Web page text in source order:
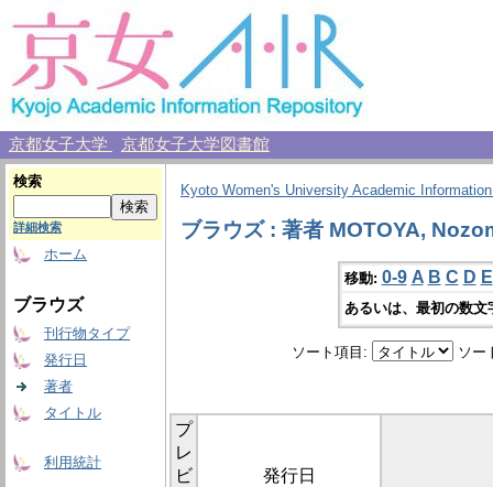
京都女子大学 京都女子大学図書館
検索
詳細検索
ホーム
ブラウズ
刊行物タイプ
発行日
著者
タイトル
利用統計
Kyoto Women's University Academic
ブラウズ : 著者 MOTOYA,
移動: 0-9 A B C D E
あるいは、最初の数
ソート項目: ソー
プ
レ
ビ
発行日